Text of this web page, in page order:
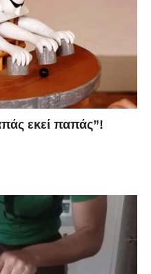
εκεί παπάς”!